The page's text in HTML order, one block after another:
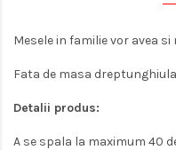
Mesele in familie vor avea
Fata de masa
Detalii produs:
A se spala la maximum 40